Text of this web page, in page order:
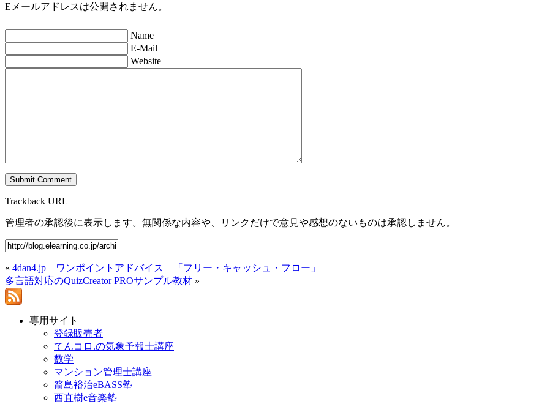
Eメールアドレスは公開されません。
Name
E-Mail
Website
Trackback URL
管理者の承認後に表示します。無関係な内容や、リンクだけで意見や感想のないものは承認しません。
« 4dan4.jp ワンポイントアドバイス 「フリー・キャッシュ・フロー」
多言語対応のQuizCreator PROサンプル教材 »
専用サイト
登録販売者
てんコロ.の気象予報士講座
数学
マンション管理士講座
箭島裕治eBASS塾
西直樹e音楽塾